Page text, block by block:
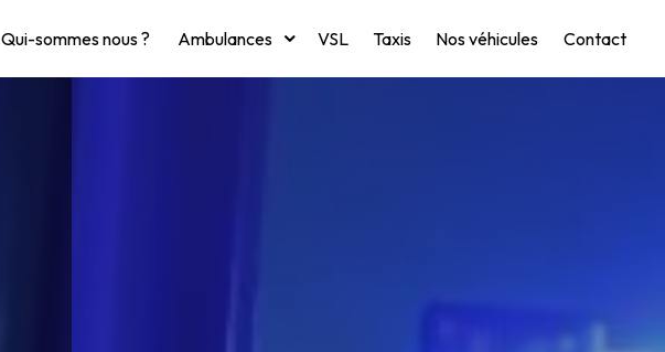
Qui-sommes nous ? Ambulances VSL Taxis Nos véhicules Contact